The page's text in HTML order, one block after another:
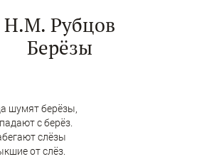
Н.М. Рубцов
Берёзы
шумят берёзы,
с берёз.
слёзы
от слёз.